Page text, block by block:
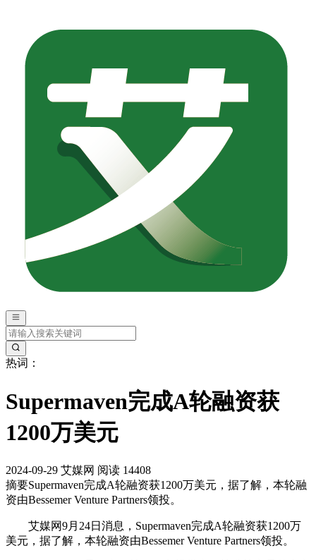
热词：
Supermaven完成A轮融资获
1200万美元
2024-09-29 艾媒网 阅读 14408
摘要Supermaven完成A轮融资获1200万美元，据了解，本轮融
资由Bessemer Venture Partners领投。
艾媒网9月24日消息，Supermaven完成A轮融资获1200万
美元，据了解，本轮融资由Bessemer Venture Partners领投。